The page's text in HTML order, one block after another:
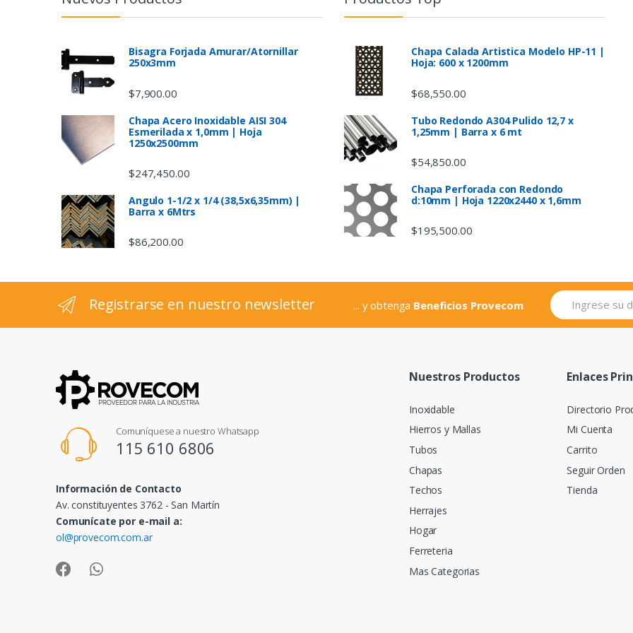
l
Bisagra Forjada Amurar/Atornillar
250x3mm
$7,900.00
Chapa Acero Inoxidable AISI 304
Esmerilada x 1,0mm | Hoja
1250x2500mm
$247,450.00
Angulo 1-1/2 x 1/4 (38,5x6,35mm) |
Barra x 6Mtrs
$86,200.00
Chapa Calada Artistica Modelo HP-11 |
Hoja: 600 x 1200mm
$68,550.00
Tubo Redondo A304 Pulido 12,7 x
1,25mm | Barra x 6 mt
$54,850.00
Chapa Perforada con Redondo
d:10mm | Hoja 1220x2440 x 1,6mm
$195,500.00
Registrarse en nuestro newsletter ... y obtenga Beneficios Provecom
Comuníquese a nuestro Whatsapp
115 610 6806
Información de Contacto
Av. constituyentes 3762 - San Martín
Comunícate por e-mail a:
ol@provecom.com.ar
Nuestros Productos
Inoxidable
Hierros y Mallas
Tubos
Chapas
Techos
Herrajes
Hogar
Ferreteria
Mas Categorias
Enlaces
Directorio
Mi Cuenta
Carrito
Seguir Orden
Tienda